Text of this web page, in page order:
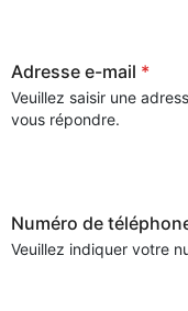
Adresse e-mail *
Veuillez saisir une
vous répondre.
Numéro de
Veuillez indiquer votre